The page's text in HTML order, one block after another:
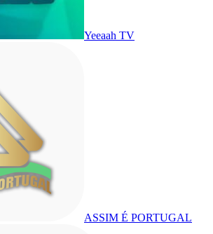
Yeeaah TV
ASSIM É PORTUGAL